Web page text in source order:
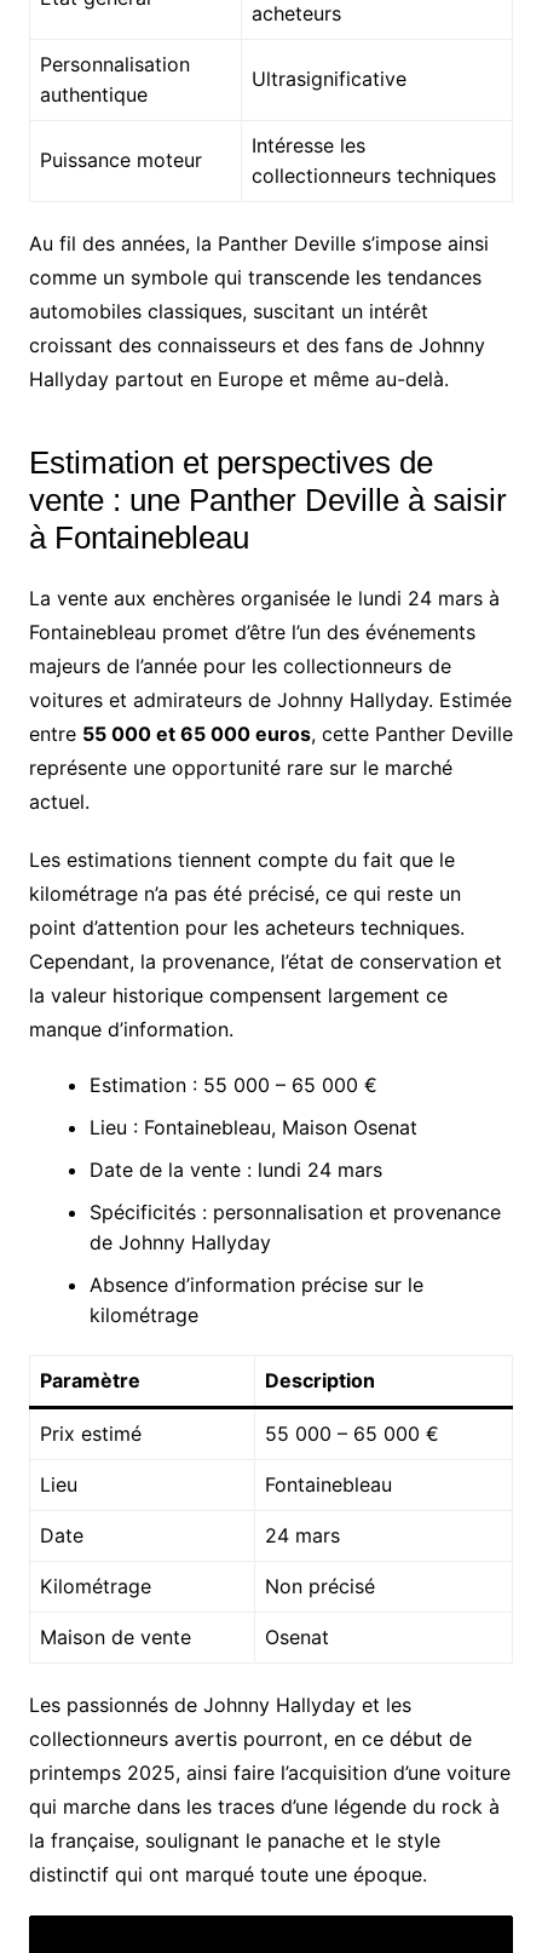
acheteurs
Personnalisation
authentique
Ultrasignificative
Puissance moteur
Intéresse les
collectionneurs techniques
Au fil des années, la Panther Deville s’impose ainsi
comme un symbole qui transcende les tendances
automobiles classiques, suscitant un intérêt
croissant des connaisseurs et des fans de Johnny
Hallyday partout en Europe et même au-delà.
Estimation et perspectives de
vente : une Panther Deville à saisir
à Fontainebleau
La vente aux enchères organisée le lundi 24 mars à
Fontainebleau promet d’être l’un des événements
majeurs de l’année pour les collectionneurs de
voitures et admirateurs de Johnny Hallyday. Estimée
entre 55 000 et 65 000 euros, cette Panther Deville
représente une opportunité rare sur le marché
actuel.
Les estimations tiennent compte du fait que le
kilométrage n’a pas été précisé, ce qui reste un
point d’attention pour les acheteurs techniques.
Cependant, la provenance, l’état de conservation et
la valeur historique compensent largement ce
manque d’information.
Estimation : 55 000 – 65 000 €
Lieu : Fontainebleau, Maison Osenat
Date de la vente : lundi 24 mars
Spécificités : personnalisation et provenance
de Johnny Hallyday
Absence d’information précise sur le
kilométrage
Paramètre Description
Prix estimé 55 000 – 65 000 €
Lieu Fontainebleau
Date 24 mars
Kilométrage Non précisé
Maison de vente Osenat
Les passionnés de Johnny Hallyday et les
collectionneurs avertis pourront, en ce début de
printemps 2025, ainsi faire l’acquisition d’une voiture
qui marche dans les traces d’une légende du rock à
la française, soulignant le panache et le style
distinctif qui ont marqué toute une époque.